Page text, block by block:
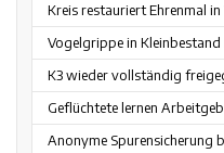
Kreis restauriert Ehrenmal in
Vogelgrippe in Kleinbestand
K3 wieder vollständig
Geflüchtete lernen
Anonyme Spurensicherung